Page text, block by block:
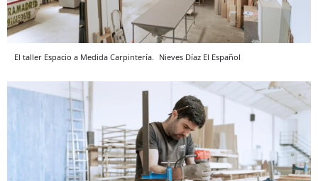
El taller Espacio a Medida Carpintería. Nieves Díaz El Español